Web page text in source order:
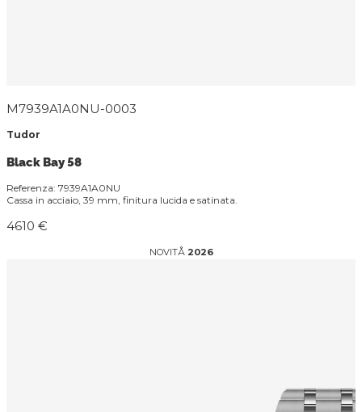
M7939A1A0NU-0003
Tudor
Black Bay 58
Referenza: 7939A1A0NU
Cassa in acciaio, 39 mm, finitura lucida e satinata.
4610 €
NOVITÅ 2026